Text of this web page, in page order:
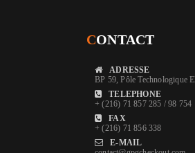
CONTACT
ADRESSE
BP 59, Pôle Technologique
TELEPHONE
+ (216) 71 857 285 / 98 754
FAX
+ (216) 71 856 338
E-MAIL